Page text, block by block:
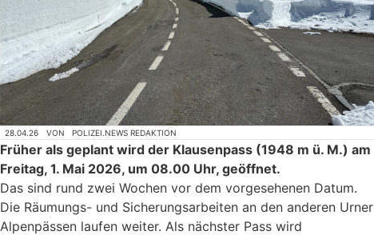
28.04.26 VON POLIZEI.NEWS REDAKTION
Früher als geplant wird der Klausenpass (1948 m ü. M.) am
Freitag, 1. Mai 2026, um 08.00 Uhr, geöffnet.
Das sind rund zwei Wochen vor dem vorgesehenen Datum.
Die Räumungs- und Sicherungsarbeiten an den anderen Urner
Alpenpässen laufen weiter. Als nächster Pass wird